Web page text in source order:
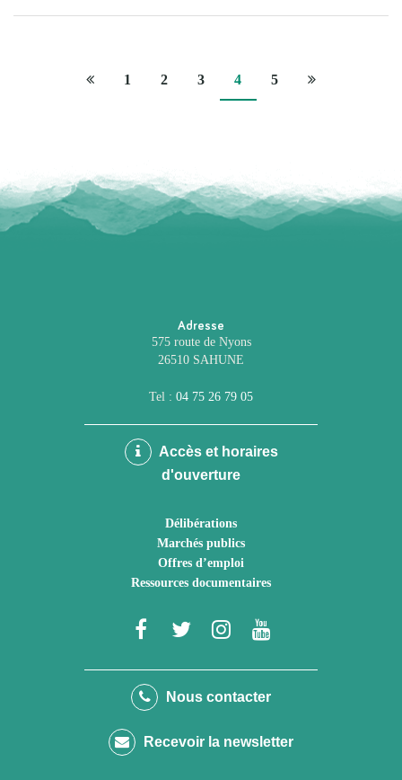
Page
1 2 3 4 5
Page
Adresse
575 route de Nyons
26510 SAHUNE
Tel : 04 75 26 79 05
Accès et horaires
d'ouverture
Délibérations
Marchés publics
Offres d’emploi
Ressources documentaires
Lien
le
Facebook
Lien
le
Twitter
Lien
le
Instagram
Youtube
Nous contacter
Recevoir la newsletter